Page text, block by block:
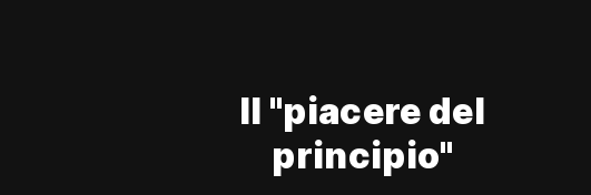
Il "piacere del
principio"